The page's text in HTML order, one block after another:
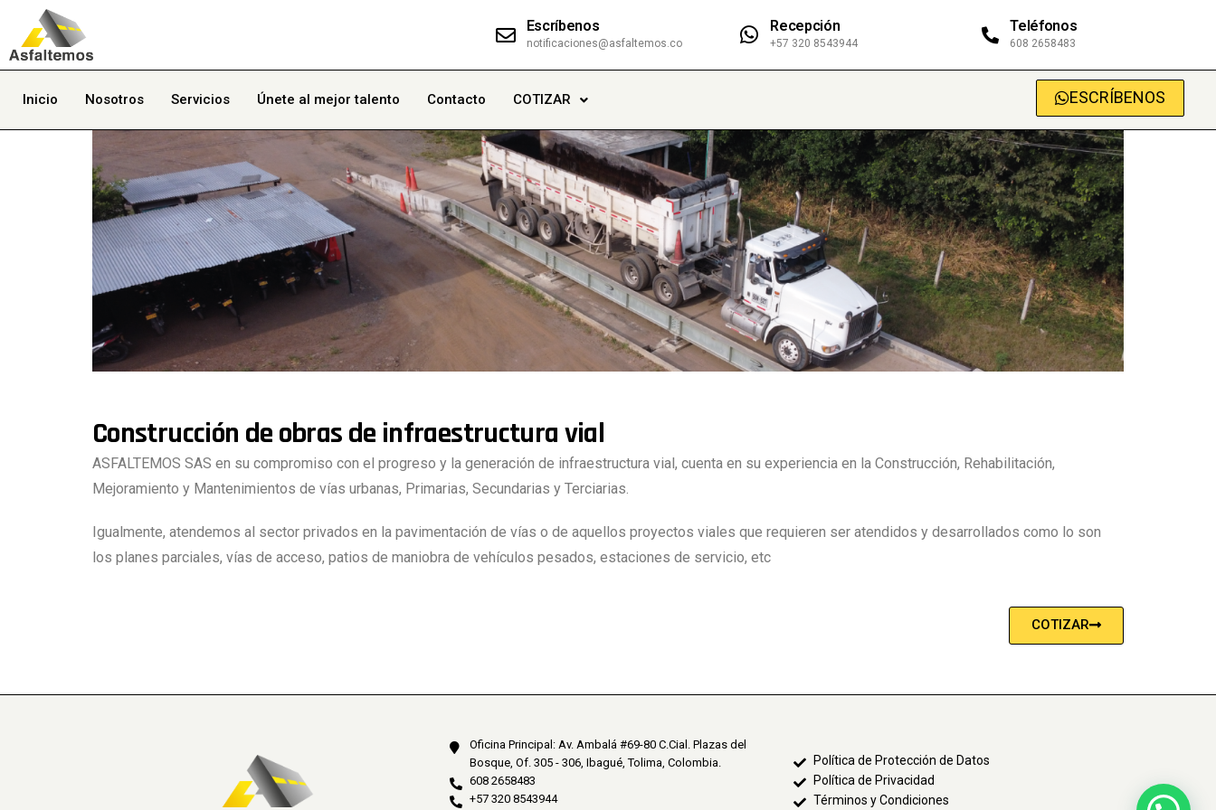
Escríbenos
notificaciones@asfaltemos.co
Recepción
+57 320 8543944
Teléfonos
608 2658483
Inicio Nosotros Servicios Únete al mejor talento Contacto COTIZAR ESCRÍBENOS
Construcción de obras de infraestructura vial
ASFALTEMOS SAS en su compromiso con el progreso y la generación de infraestructura vial, cuenta en su experiencia en la Construcción, Rehabilitación,
Mejoramiento y Mantenimientos de vías urbanas, Primarias, Secundarias y Terciarias.
Igualmente, atendemos al sector privados en la pavimentación de vías o de aquellos proyectos viales que requieren ser atendidos y desarrollados como lo son
los planes parciales, vías de acceso, patios de maniobra de vehículos pesados, estaciones de servicio, etc
COTIZAR
Oficina Principal: Av. Ambalá #69-80 C.Cial. Plazas del
Bosque, Of. 305 - 306, Ibagué, Tolima, Colombia.
608 2658483
+57 320 8543944
Política de Protección de Datos
Política de Privacidad
Términos y Condiciones